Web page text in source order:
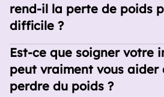
rend-il la perte de poids
difficile ?
Votre intestin ne se
les aliments : il gère vos
métabolisme et le stockage
Est-ce que soigner votre
peut vraiment vous aider
perdre du poids ?